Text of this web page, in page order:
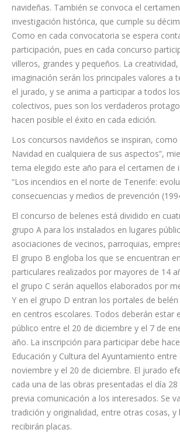
Educación y Cultura, convoca, un año más,
tradicionales concursos de cuentos,
navideñas. También se convoca el
investigación histórica, que cumple su
Como en cada convocatoria se espera
participación, pues en cada concurso
villeros, grandes y pequeños. La creatividad,
imaginación serán los principales valores a
el jurado, y se anima a participar a todos los
colectivos, pues son los verdaderos
hacen posible el éxito en cada edición.
Los concursos navideños se inspiran, como
Navidad en cualquiera de sus aspectos”,
tema elegido este año para el certamen de
“Los incendios en el norte de Tenerife:
consecuencias y medios de prevención
El concurso de belenes está dividido en
grupo A para los instalados en lugares
asociaciones de vecinos, parroquias,
El grupo B engloba los que se encuentran
particulares realizados por mayores de 14
el grupo C serán aquellos elaborados por
Y en el grupo D entran los portales de belén
en centros escolares. Todos deberán estar
público entre el 20 de diciembre y el 7 de
año. La inscripción para participar debe
Educación y Cultura del Ayuntamiento entre
noviembre y el 20 de diciembre. El jurado
cada una de las obras presentadas el día 28
previa comunicación a los interesados. Se